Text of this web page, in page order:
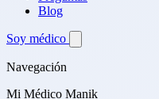
Blog
Soy médico
Navegación
Mi Médico Manik